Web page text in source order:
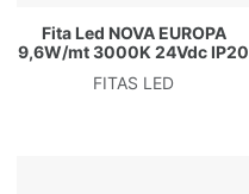
Fita Led NOVA EUROPA
9,6W/mt 3000K 24Vdc IP20
FITAS LED